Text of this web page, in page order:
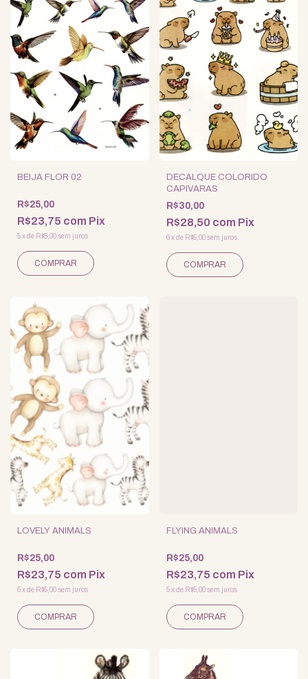
BEIJA FLOR 02
R$25,00
R$23,75 com Pix
5xde R$5,00sem juros
DECALQUE COLORIDO
CAPIVARAS
R$30,00
R$28,50 com Pix
6 xde R$5,00 sem juros
LOVELY ANIMALS
R$25,00
R$23,75 com Pix
5xde R$5,00sem juros
FLYING ANIMALS
R$25,00
R$23,75 com Pix
5 xde R$5,00 sem juros